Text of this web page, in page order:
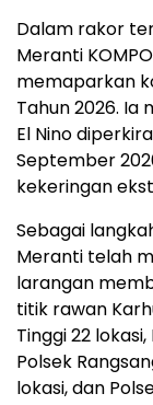
Dalam rakor
Meranti
memaparkan
Tahun 2026. Ia
El Nino
September
kekeringan
Sebagai
Meranti telah
larangan
titik rawan
Tinggi 22
Polsek
lokasi, dan